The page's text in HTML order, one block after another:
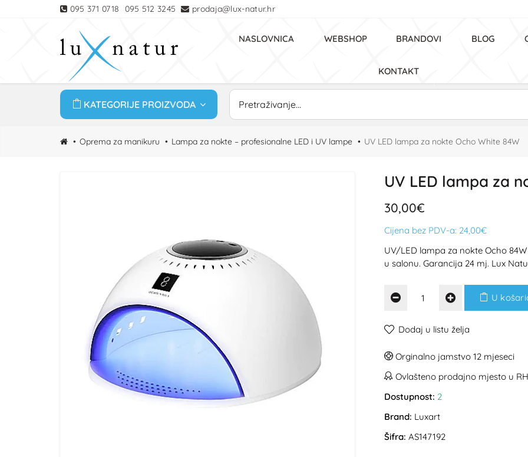
095 371 0718 095 512 3245 prodaja@lux-natur.hr
NASLOVNICA WEBSHOP BRANDOVI BLOG
KONTAKT
KATEGORIJE PROIZVODA
Oprema za manikuru Lampa za nokte – profesionalne LED i UV lampe UV LED lampa za nokte Ocho White 84W
UV LED lampa za
30,00€
Cijena bez PDV-a: 24,00€
UV/LED lampa za nokte Ocho
u salonu. Garancija 24 mj. Lux
U
Dodaj u listu želja
Orginalno jamstvo 12 mjeseci
Ovlašteno prodajno mjesto u RH
Dostupnost: 2
Brand: Luxart
Šifra: AS147192